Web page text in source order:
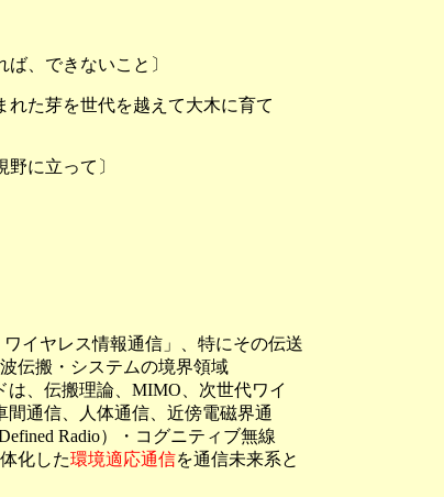
ば、できないこと〕
れた芽を世代を越えて大木に育て
野に立って〕
イヤレス情報通信」、特にその伝送
伝搬・システムの境界領域
は、伝搬理論、MIMO、次世代ワイ
通信、人体通信、近傍電磁界通
Radio）・コグニティブ無線
化した環境適応通信を通信未来系と